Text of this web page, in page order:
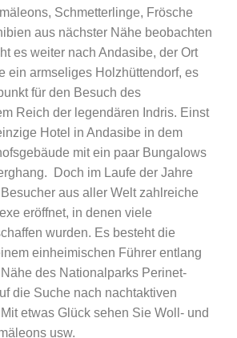
Schmetterlinge, Frösche
aus nächster Nähe beobachten
es weiter nach Andasibe, der Ort
ein armseliges Holzhüttendorf, es
für den Besuch des
Reich der legendären Indris. Einst
Hotel in Andasibe in dem
mit ein paar Bungalows
Doch im Laufe der Jahre
aus aller Welt zahlreiche
eröffnet, in denen viele
wurden. Es besteht die
einheimischen Führer entlang
des Nationalparks Perinet-
die Suche nach nachtaktiven
etwas Glück sehen Sie Woll- und
usw.